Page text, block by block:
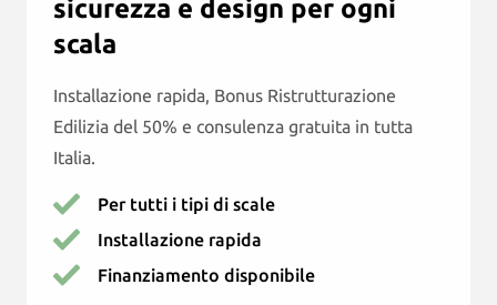
Prodotti
Otolift Two
Otolift Line
Offerte di lavoro
Centro di consulenza
sicurezza e design per ogni
scala
Installazione rapida, Bonus Ristrutturazione
Edilizia del 50% e consulenza gratuita in tutta
Italia.
Per tutti i tipi di scale
Installazione rapida
Finanziamento disponibile